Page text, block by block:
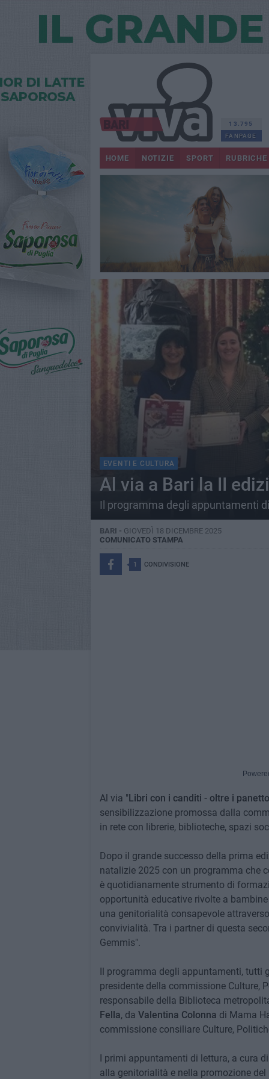
13.795
FANPAGE
HOME NOTIZIE SPORT RUBRICHE
EVENTI E CULTURA
Al via a Bari la II
Il programma degli appuntamenti
BARI - GIOVEDÌ 18 DICEMBRE 2025
COMUNICATO STAMPA
1 CONDIVISIONE
Al via "Libri con i canditi - oltre i
sensibilizzazione promossa dalla
in rete con librerie, biblioteche, spazi
Dopo il grande successo della prima
natalizie 2025 con un programma che
è quotidianamente strumento di
opportunità educative rivolte a
una genitorialità consapevole
convivialità. Tra i partner di questa
Gemmis".
Il programma degli appuntamenti, tutti
presidente della commissione Culture,
responsabile della Biblioteca
Fella, da Valentina Colonna di Mama
commissione consiliare Culture,
I primi appuntamenti di lettura, a cura
alla genitorialità e nella promozione